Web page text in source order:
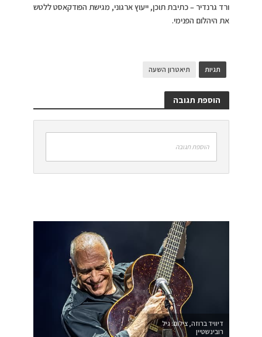
ורד גרנדיר – כתיבת תוכן, ייעוץ ארגוני, מגישת הפודקאסט ללטש
את היהלום הפנימי.
תגיות תיאטרון השעה
הוספת תגובה
הוספת תגובה
דיוויד ברוזה, צילום: גיל
רובינשטיין